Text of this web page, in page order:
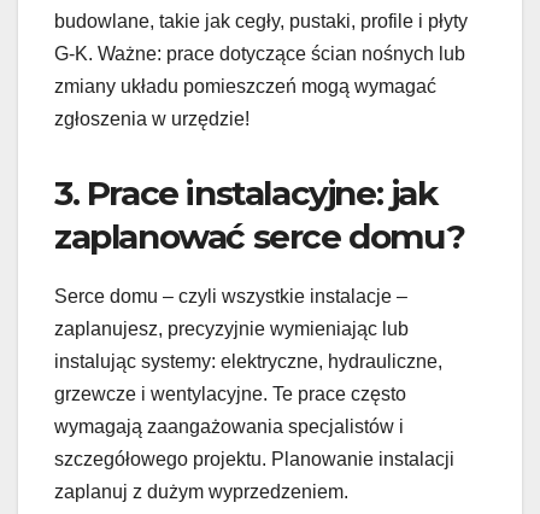
budowlane, takie jak cegły, pustaki, profile i płyty
G-K. Ważne: prace dotyczące ścian nośnych lub
zmiany układu pomieszczeń mogą wymagać
zgłoszenia w urzędzie!
3. Prace instalacyjne: jak
zaplanować serce domu?
Serce domu – czyli wszystkie instalacje –
zaplanujesz, precyzyjnie wymieniając lub
instalując systemy: elektryczne, hydrauliczne,
grzewcze i wentylacyjne. Te prace często
wymagają zaangażowania specjalistów i
szczegółowego projektu. Planowanie instalacji
zaplanuj z dużym wyprzedzeniem.